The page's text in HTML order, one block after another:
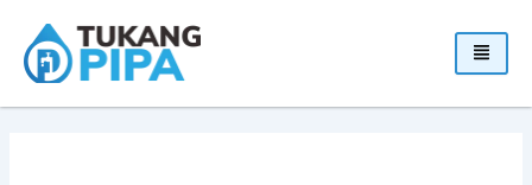
content